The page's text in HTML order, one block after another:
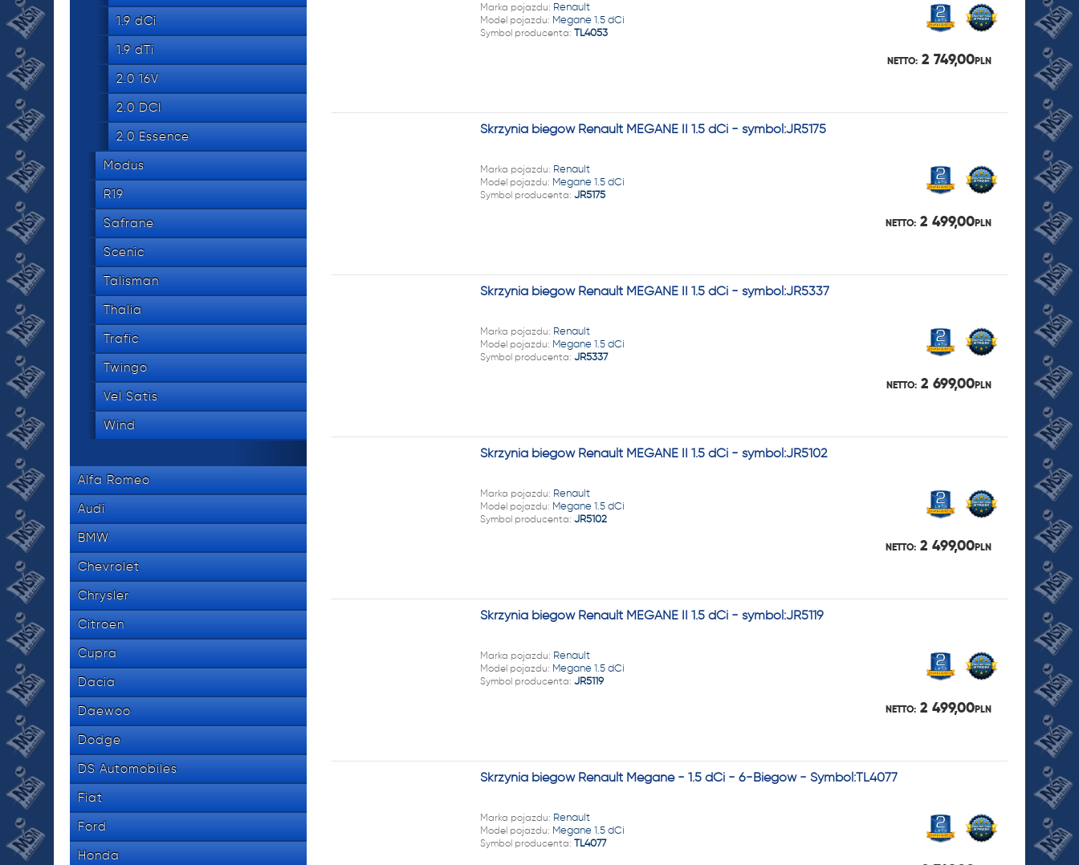
1.9 dCi
1.9 dTi
2.0 16V
2.0 DCI
2.0 Essence
Modus
R19
Safrane
Scenic
Talisman
Thalia
Trafic
Twingo
Vel Satis
Wind
Alfa Romeo
Audi
BMW
Chevrolet
Chrysler
Citroen
Cupra
Dacia
Daewoo
Dodge
DS Automobiles
Fiat
Ford
Honda
Marka pojazdu: Renault
Model pojazdu: Megane 1.5 dCi
Symbol producenta: TL4053
NETTO: 2 749,00PLN
Skrzynia biegów Renault MEGANE II 1.5 dCi - symbol:JR5175
Marka pojazdu: Renault
Model pojazdu: Megane 1.5 dCi
Symbol producenta: JR5175
NETTO: 2 499,00PLN
Skrzynia biegów Renault MEGANE II 1.5 dCi - symbol:JR5337
Marka pojazdu: Renault
Model pojazdu: Megane 1.5 dCi
Symbol producenta: JR5337
NETTO: 2 699,00PLN
Skrzynia biegów Renault MEGANE II 1.5 dCi - symbol:JR5102
Marka pojazdu: Renault
Model pojazdu: Megane 1.5 dCi
Symbol producenta: JR5102
NETTO: 2 499,00PLN
Skrzynia biegów Renault MEGANE II 1.5 dCi - symbol:JR5119
Marka pojazdu: Renault
Model pojazdu: Megane 1.5 dCi
Symbol producenta: JR5119
NETTO: 2 499,00PLN
Skrzynia biegów Renault Megane - 1.5 dCi - 6-Biegów - Symbol:TL4077
Marka pojazdu: Renault
Model pojazdu: Megane 1.5 dCi
Symbol producenta: TL4077